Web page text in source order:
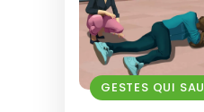
GESTES QUI